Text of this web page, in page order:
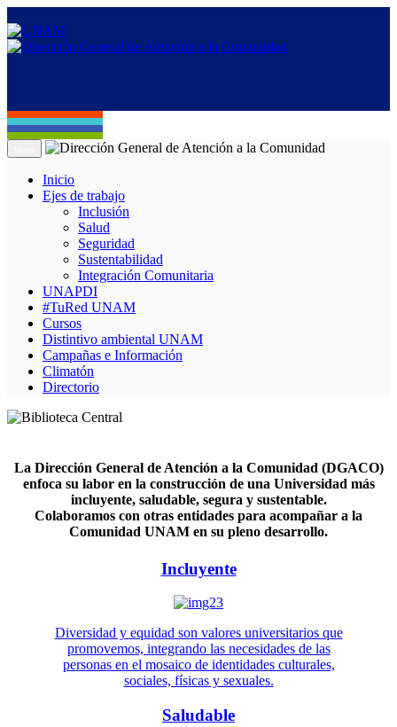
Inicio
Ejes de trabajo
Inclusión
Salud
Seguridad
Sustentabilidad
Integración Comunitaria
UNAPDI
#TuRed UNAM
Cursos
Distintivo ambiental UNAM
Campañas e Información
Climatón
Directorio
La Dirección General de Atención a la Comunidad (DGACO)
enfoca su labor en la construcción de una Universidad más
incluyente, saludable, segura y sustentable.
Colaboramos con otras entidades para acompañar a la
Comunidad UNAM en su pleno desarrollo.
Incluyente
Diversidad y equidad son valores universitarios que
promovemos, integrando las necesidades de las
personas en el mosaico de identidades culturales,
sociales, físicas y sexuales.
Saludable